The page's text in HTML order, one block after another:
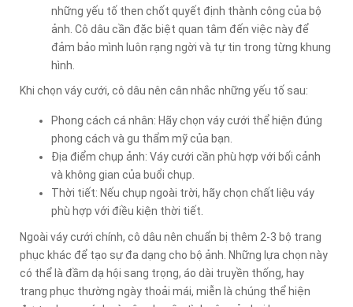
những yếu tố then chốt quyết định thành công của bộ
ảnh. Cô dâu cần đặc biệt quan tâm đến việc này để
đảm bảo mình luôn rạng ngời và tự tin trong từng khung
hình.
Khi chọn váy cưới, cô dâu nên cân nhắc những yếu tố sau:
Phong cách cá nhân: Hãy chọn váy cưới thể hiện đúng
phong cách và gu thẩm mỹ của bạn.
Địa điểm chụp ảnh: Váy cưới cần phù hợp với bối cảnh
và không gian của buổi chụp.
Thời tiết: Nếu chụp ngoài trời, hãy chọn chất liệu váy
phù hợp với điều kiện thời tiết.
Ngoài váy cưới chính, cô dâu nên chuẩn bị thêm 2-3 bộ trang
phục khác để tạo sự đa dạng cho bộ ảnh. Những lựa chọn này
có thể là đầm dạ hội sang trọng, áo dài truyền thống, hay
trang phục thường ngày thoải mái, miễn là chúng thể hiện